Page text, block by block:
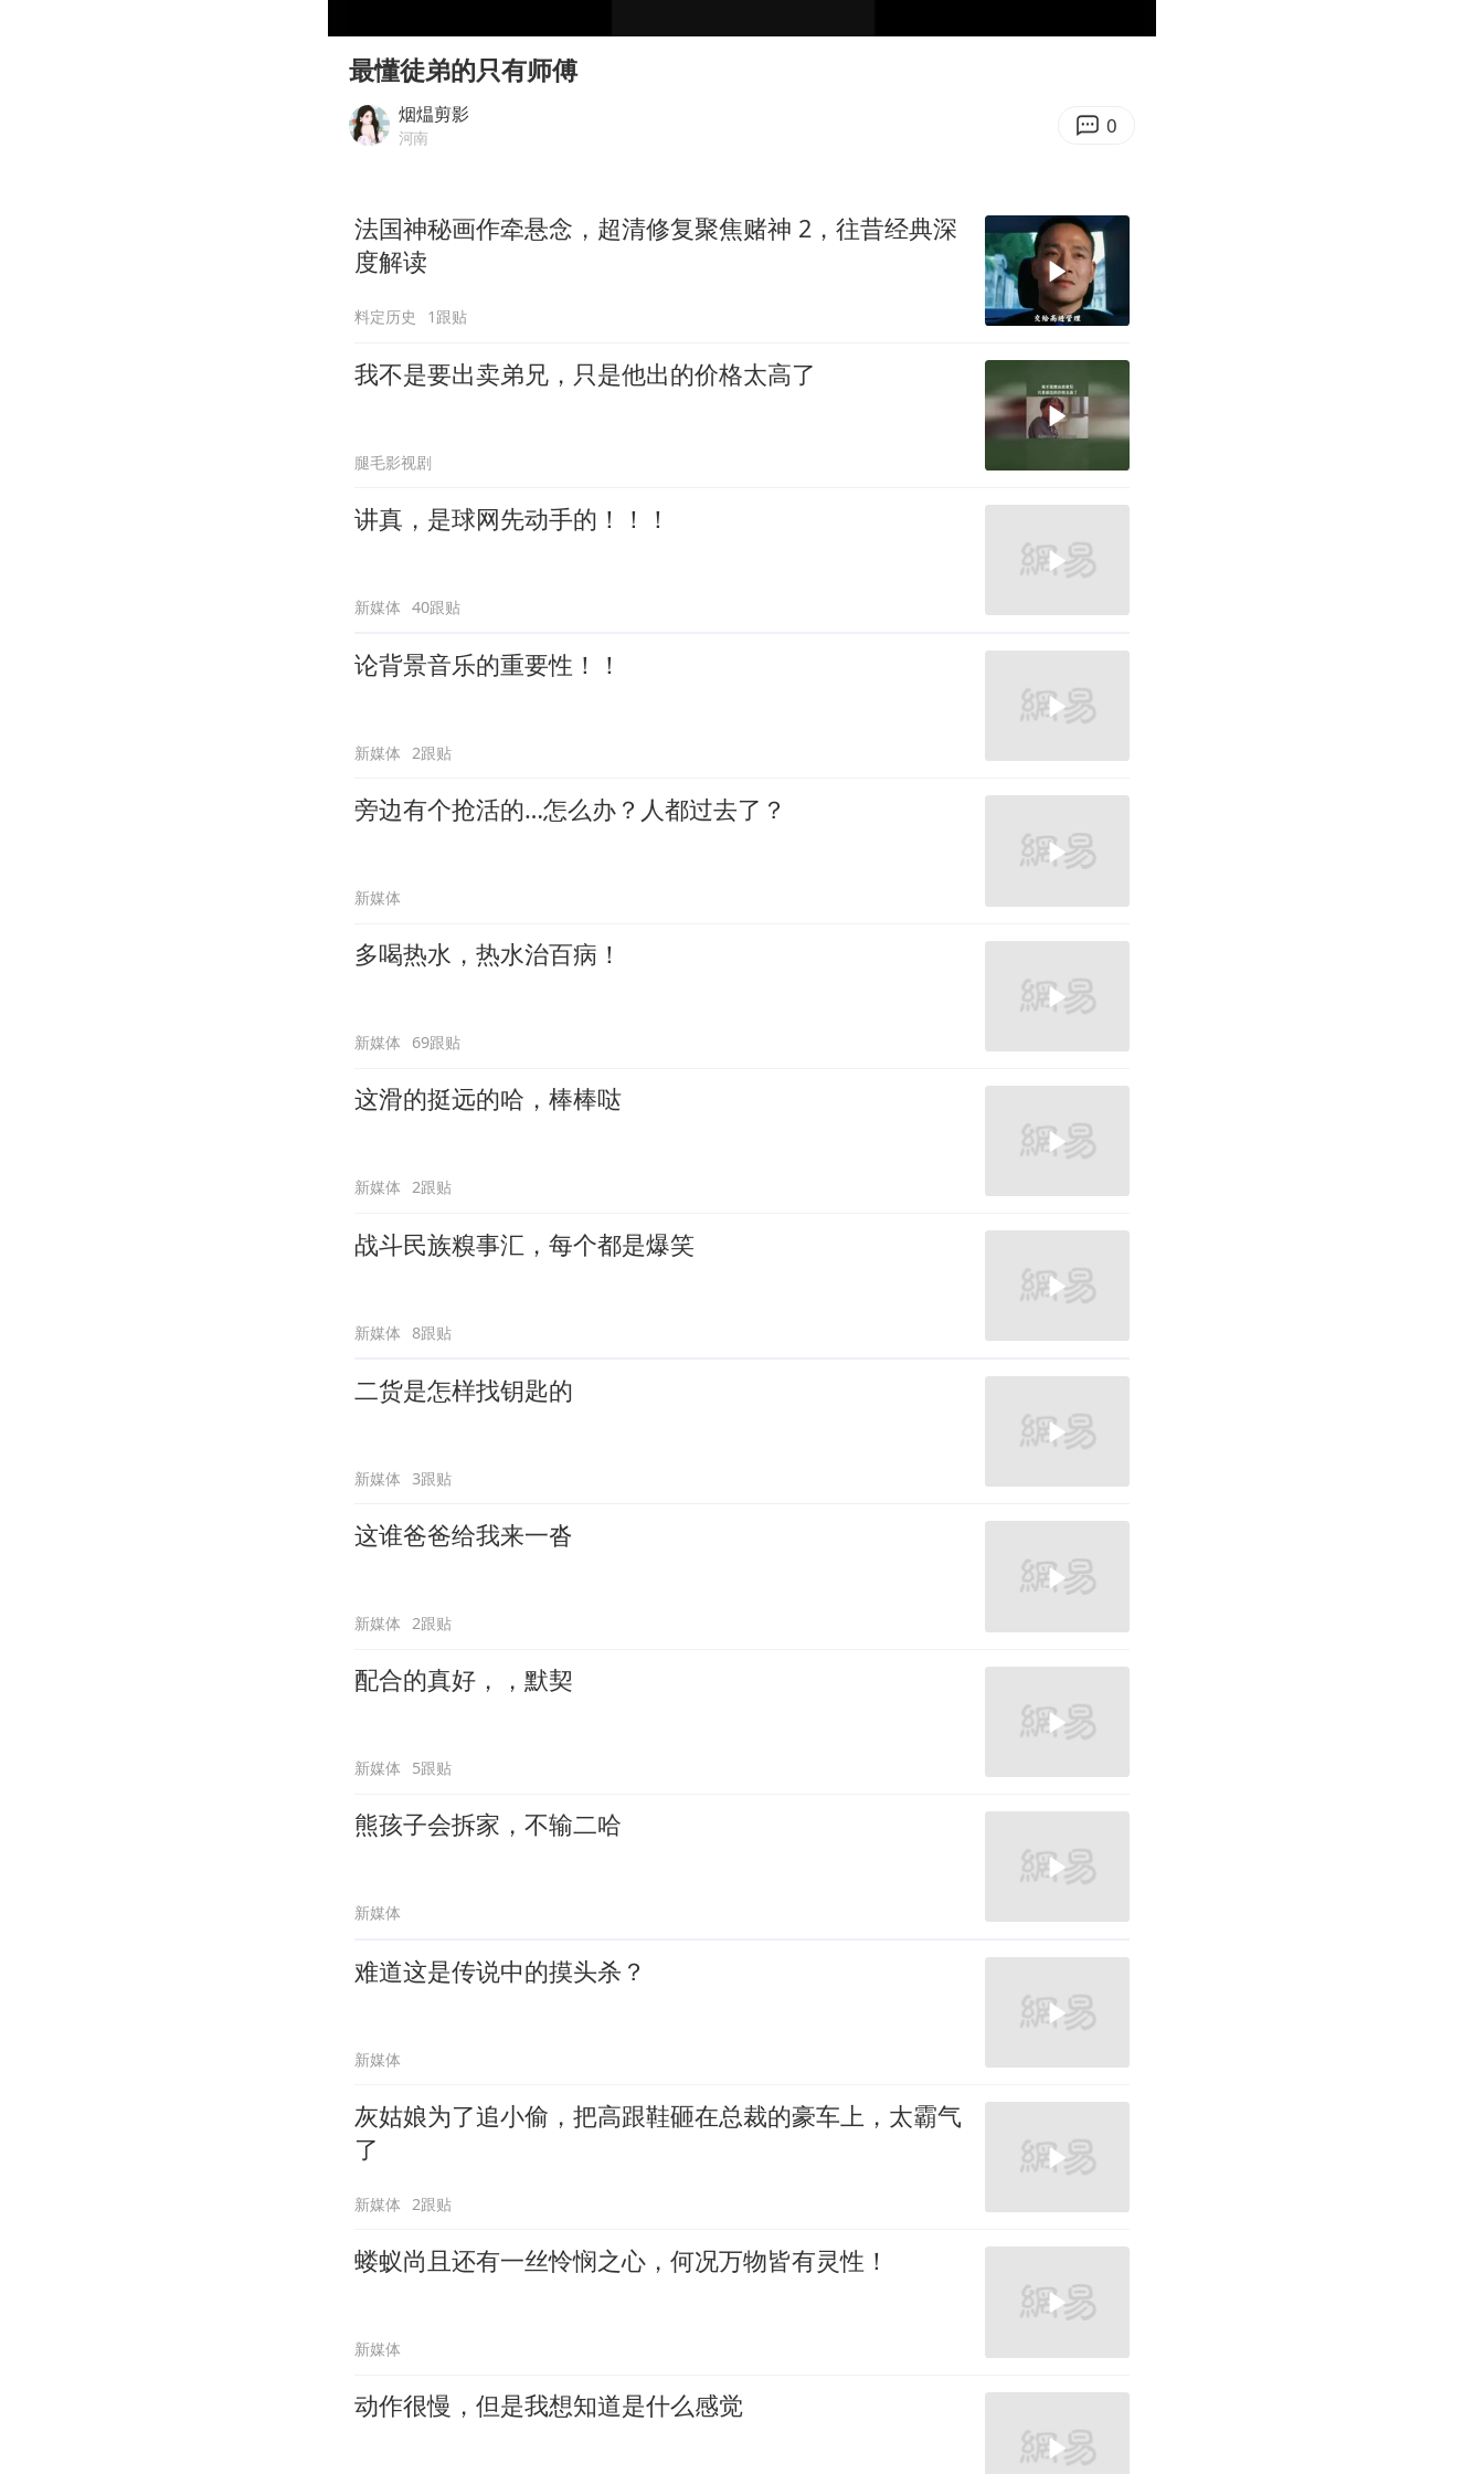
杭州全市有序停课
商场现钱学森巨幅海报 负责人回应
乐享全民健身 共筑健康中国
最懂徒弟的只有师傅
烟煴剪影
河南 0
法国神秘画作牵悬念，超清修复聚焦赌神 2，往昔经典深
度解读
料定历史 1跟贴
我不是要出卖弟兄，只是他出的价格太高了
腿毛影视剧
讲真，是球网先动手的！！！
新媒体 40跟贴
论背景音乐的重要性！！
新媒体 2跟贴
旁边有个抢活的…怎么办？人都过去了？
新媒体
多喝热水，热水治百病！
新媒体 69跟贴
这滑的挺远的哈，棒棒哒
新媒体 2跟贴
战斗民族糗事汇，每个都是爆笑
新媒体 8跟贴
二货是怎样找钥匙的
新媒体 3跟贴
这谁爸爸给我来一沓
新媒体 2跟贴
配合的真好，，默契
新媒体 5跟贴
熊孩子会拆家，不输二哈
新媒体
难道这是传说中的摸头杀？
新媒体
灰姑娘为了追小偷，把高跟鞋砸在总裁的豪车上，太霸气
了
新媒体 2跟贴
蝼蚁尚且还有一丝怜悯之心，何况万物皆有灵性！
新媒体
动作很慢，但是我想知道是什么感觉